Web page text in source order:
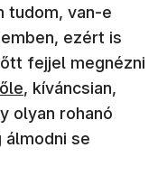
tudom, van-e
ezért is
fejjel megnézni
, kíváncsian,
olyan rohanó
álmodni se